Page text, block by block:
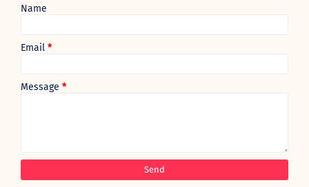
Name
Email *
Message *